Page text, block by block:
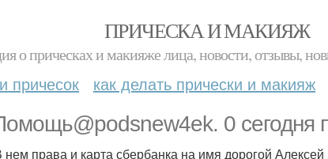
ПРИЧЕСКА И МАКИЯЖ
о прическах и макияже лица, новости, отзывы,
причесок как делать прически и макияж
0 сегодня
нем права и карта сбербанка на имя дорогой